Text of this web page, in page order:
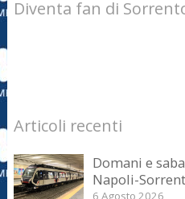
Diventa fan di
Articoli recenti
Domani e
Napoli-
6 Agosto 2026